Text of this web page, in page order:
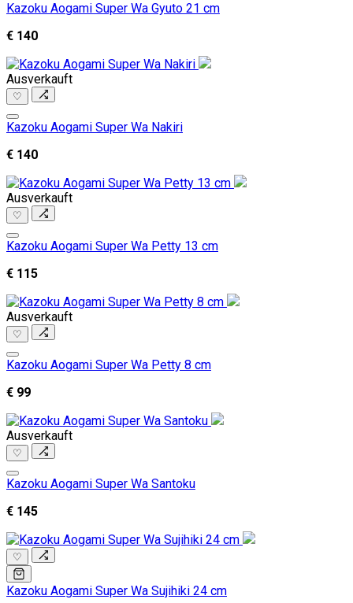
Kazoku Aogami Super Wa Gyuto 21 cm
€ 140
Ausverkauft
♡
Kazoku Aogami Super Wa Nakiri
€ 140
Ausverkauft
♡
Kazoku Aogami Super Wa Petty 13 cm
€ 115
Ausverkauft
♡
Kazoku Aogami Super Wa Petty 8 cm
€ 99
Ausverkauft
♡
Kazoku Aogami Super Wa Santoku
€ 145
♡
Kazoku Aogami Super Wa Sujihiki 24 cm